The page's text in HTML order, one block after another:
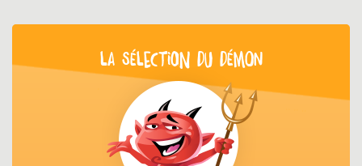
LA SÉLECTION DU DÉMON